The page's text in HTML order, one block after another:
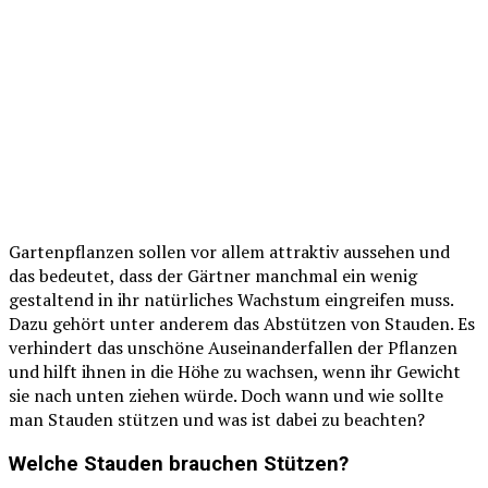
Gartenpflanzen sollen vor allem attraktiv aussehen und
das bedeutet, dass der Gärtner manchmal ein wenig
gestaltend in ihr natürliches Wachstum eingreifen muss.
Dazu gehört unter anderem das Abstützen von Stauden. Es
verhindert das unschöne Auseinanderfallen der Pflanzen
und hilft ihnen in die Höhe zu wachsen, wenn ihr Gewicht
sie nach unten ziehen würde. Doch wann und wie sollte
man Stauden stützen und was ist dabei zu beachten?
Welche Stauden brauchen Stützen?